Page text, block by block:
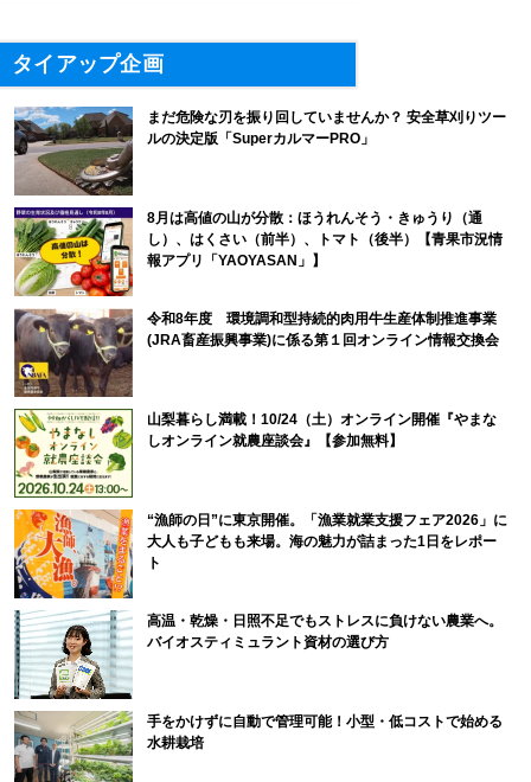
タイアップ企画
まだ危険な刃を振り回していませんか？ 安全草刈りツー
ルの決定版「SuperカルマーPRO」
8月は高値の山が分散：ほうれんそう・きゅうり（通
し）、はくさい（前半）、トマト（後半）【青果市況情
報アプリ「YAOYASAN」】
令和8年度 環境調和型持続的肉用牛生産体制推進事業
(JRA畜産振興事業)に係る第１回オンライン情報交換会
山梨暮らし満載！10/24（土）オンライン開催『やまな
しオンライン就農座談会』【参加無料】
“漁師の日”に東京開催。「漁業就業支援フェア2026」に
大人も子どもも来場。海の魅力が詰まった1日をレポー
ト
高温・乾燥・日照不足でもストレスに負けない農業へ。
バイオスティミュラント資材の選び方
手をかけずに自動で管理可能！小型・低コストで始める
水耕栽培